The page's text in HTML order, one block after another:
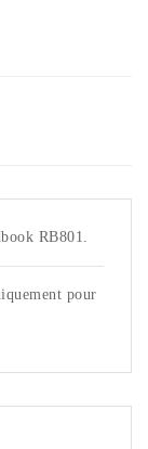
RB801.
pour